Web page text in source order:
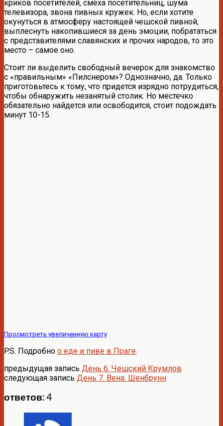
криков посетителей, смеха посетительниц, шума
телевизора, звона пивных кружек. Но, если хотите
окунуться в атмосферу настоящей чешской пивной,
выплеснуть накопившиеся за день эмоции, побрататься
с представителями славянских и прочих народов, то это
место – самое оно.
Стоит ли выделить свободный вечерок для знакомство
с «правильным» «Пилснером»? Однозначно, да. Только
приготовьтесь к тому, что придется изрядно потрудиться,
чтобы обнаружить незанятый столик. Но местечко
обязательно найдется или освободится, стоит подождать
минут 10-15.
Просмотреть увеличенную карту
P.S. Подробно о еде и пиве в Праге.
предыдущая запись День 6. Чешский Крумлов
следующая запись День 7. Вена. Шенбрунн
ответов: 4